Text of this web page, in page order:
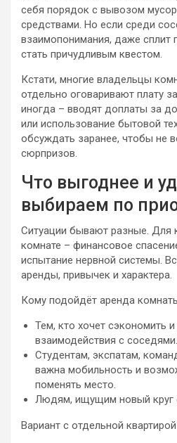
себя порядок с вывозом
средствами. Но если среди
взаимопонимания, даже сплит
стать причудливым квестом.
Кстати, многие владельцы
отдельно оговаривают плату
иногда – вводят доплаты за
или использование бытовой
обсуждать заранее, чтобы не
сюрпризов.
Что выгоднее и
выбираем по
Ситуации бывают разные. Для
комнате – финансовое
испытание нервной системы.
аренды, привычек и характера.
Кому подойдёт аренда
Тем, кто хочет сэкономить и
взаимодействия с соседями.
Студентам, экспатам,
важна мобильность и
поменять место.
Людям, ищущим новый круг
Вариант с отдельной